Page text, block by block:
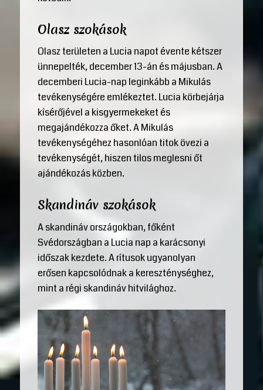
Olasz szokások
Olasz területen a Lucia napot évente kétszer
ünnepelték, december 13-án és májusban. A
decemberi Lucia-nap leginkább a Mikulás
tevékenységére emlékeztet. Lucia körbejárja
kísérőjével a kisgyermekeket és
megajándékozza őket. A Mikulás
tevékenységéhez hasonlóan titok övezi a
tevékenységét, hiszen tilos meglesni őt
ajándékozás közben.
Skandináv szokások
A skandináv országokban, főként
Svédországban a Lucia nap a karácsonyi
időszak kezdete. A rítusok ugyanolyan
erősen kapcsolódnak a kereszténységhez,
mint a régi skandináv hitvilághoz.